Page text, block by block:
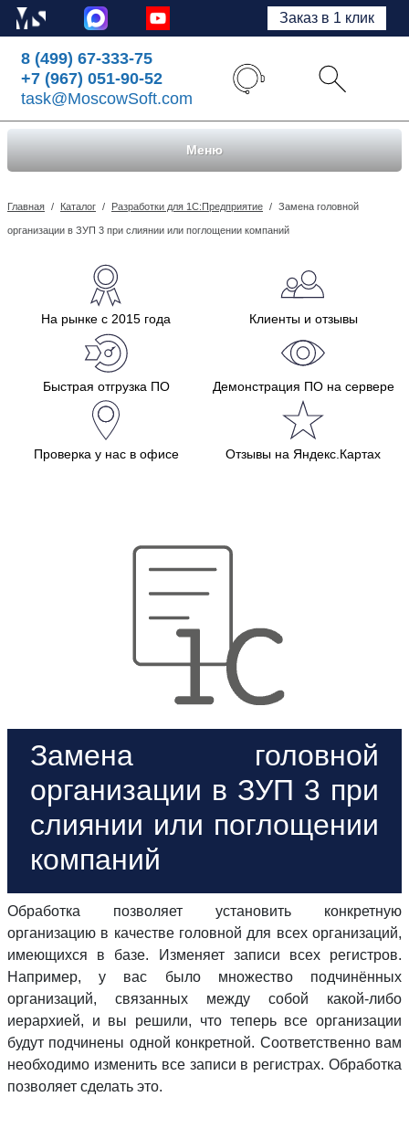
Заказ в 1 клик
8 (499) 67-333-75
+7 (967) 051-90-52
task@MoscowSoft.com
Меню
Главная / Каталог / Разработки для 1С:Предприятие / Замена головной
организации в ЗУП 3 при слиянии или поглощении компаний
На рынке с 2015 года Клиенты и отзывы
Быстрая отгрузка ПО Демонстрация ПО на сервере
Проверка у нас в офисе Отзывы на Яндекс.Картах
Замена головной
организации в ЗУП 3 при
слиянии или поглощении
компаний
Обработка позволяет установить конкретную
организацию в качестве головной для всех организаций,
имеющихся в базе. Изменяет записи всех регистров.
Например, у вас было множество подчинённых
организаций, связанных между собой какой-либо
иерархией, и вы решили, что теперь все организации
будут подчинены одной конкретной. Соответственно вам
необходимо изменить все записи в регистрах. Обработка
позволяет сделать это.